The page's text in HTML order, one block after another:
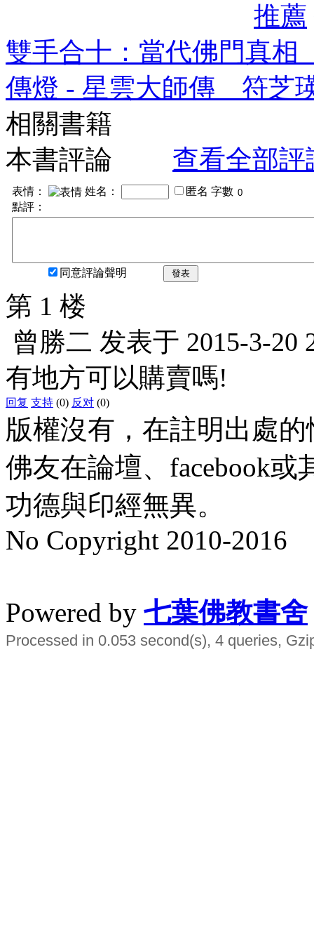
推薦
雙手合十：當代佛門真
傳燈 - 星雲大師傳 符芝
相關書籍
本書評論
查看全部評
表情： 姓名： 匿名 字數
點評：
同意評論聲明 發表
第 1 楼
曾勝二 发表于 2015-3-20
有地方可以購賣嗎!
回复 支持 (0) 反对 (0)
版權沒有，在註明出處
佛友在論壇、facebook
功德與印經無異。
No Copyright 2010-2016
Powered by 七葉佛教書舍
Processed in 0.053 second(s), 4 queries,